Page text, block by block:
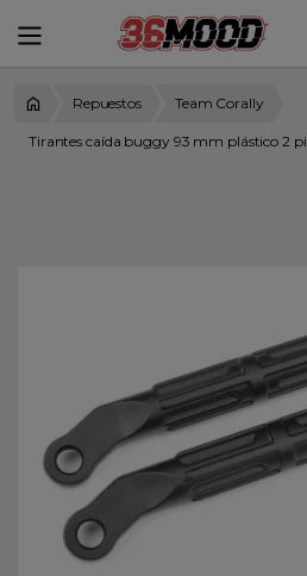
Repuestos Team Corally
Tirantes caída buggy 93 mm plástico 2